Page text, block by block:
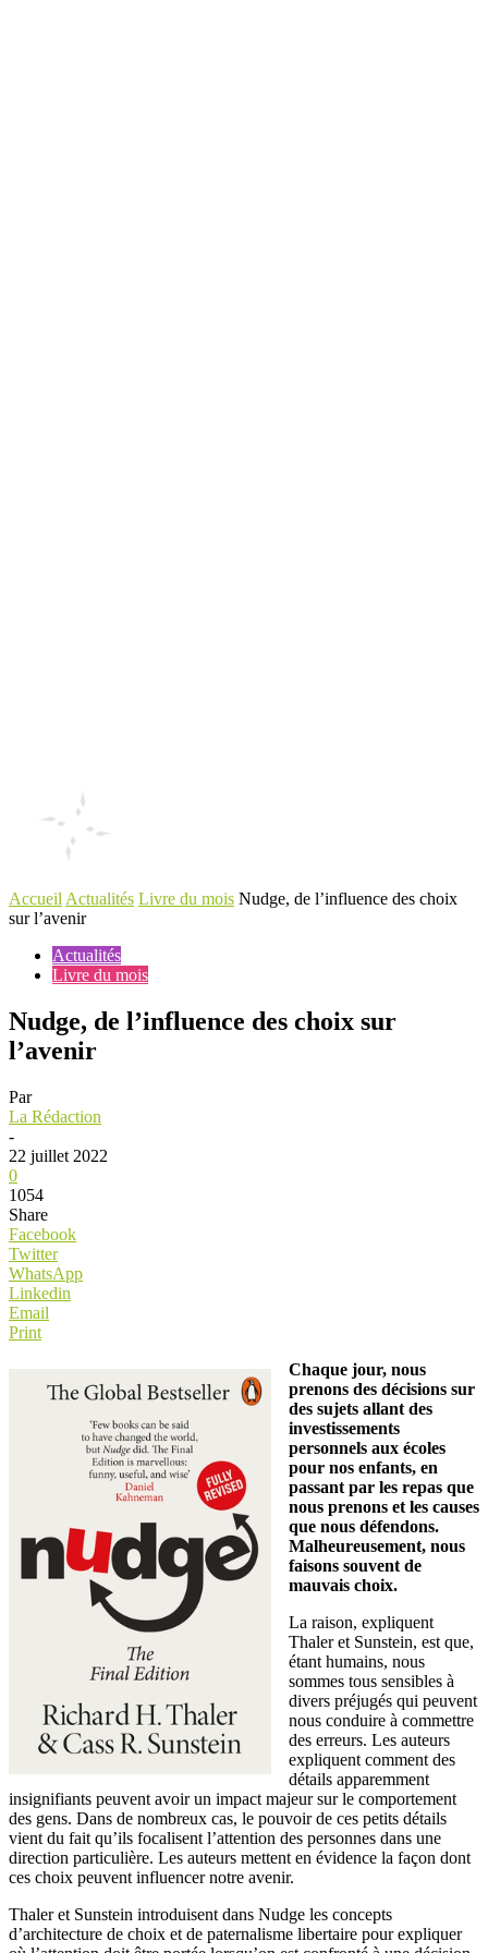
Accueil Actualités Livre du mois Nudge, de l’influence des choix
sur l’avenir
Actualités
Livre du mois
Nudge, de l’influence des choix sur
l’avenir
Par
La Rédaction
-
22 juillet 2022
0
1054
Share
Facebook
Twitter
WhatsApp
Linkedin
Email
Print
Chaque jour, nous
prenons des décisions sur
des sujets allant des
investissements
personnels aux écoles
pour nos enfants, en
passant par les repas que
nous prenons et les causes
que nous défendons.
Malheureusement, nous
faisons souvent de
mauvais choix.
La raison, expliquent
Thaler et Sunstein, est que,
étant humains, nous
sommes tous sensibles à
divers préjugés qui peuvent
nous conduire à commettre
des erreurs. Les auteurs
expliquent comment des
détails apparemment
insignifiants peuvent avoir un impact majeur sur le comportement
des gens. Dans de nombreux cas, le pouvoir de ces petits détails
vient du fait qu’ils focalisent l’attention des personnes dans une
direction particulière. Les auteurs mettent en évidence la façon dont
ces choix peuvent influencer notre avenir.
Thaler et Sunstein introduisent dans Nudge les concepts
d’architecture de choix et de paternalisme libertaire pour expliquer